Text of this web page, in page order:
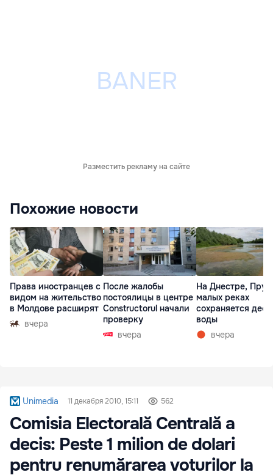
Разместить рекламу на сайте
Похожие новости
Права иностранцев с
видом на жительство
в Молдове расширят
вчера
После жалобы
постоялицы в центре
Constructorul начали
проверку
вчера
На Днестре,
малых реках
сохраняется
воды
вчера
Unimedia 11 декабря 2010, 15:11 562
Comisia Electorală Centrală a
decis: Peste 1 milion de dolari
pentru renumărarea voturilor la